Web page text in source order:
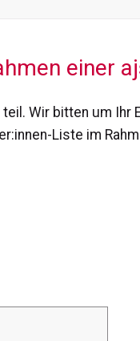
einer
Wir bitten um
Liste im